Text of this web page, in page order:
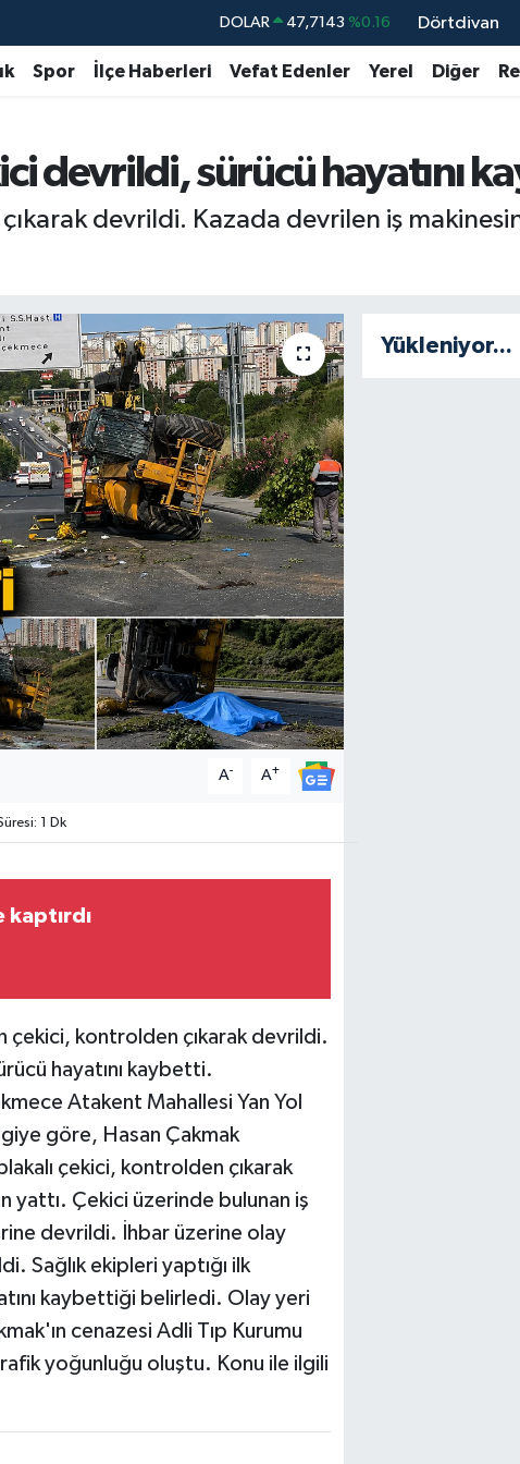
DOLAR 47,7143 %0.16
EURO 55,0317 %-0.02
BİST100 13.799 %70
BITCOIN 64.225,61 %-0.63
Dörtdivan
Spor İlçe Haberleri Vefat Edenler Yerel Diğer
devrildi, sürücü hayatını
devrildi. Kazada devrilen iş
A- A+
1 Dk
kaptırdı
çekici, kontrolden çıkarak devrildi.
hayatını kaybetti.
Atakent Mahallesi Yan Yol
göre, Hasan Çakmak
çekici, kontrolden çıkarak
yattı. Çekici üzerinde bulunan iş
devrildi. İhbar üzerine olay
Sağlık ekipleri yaptığı ilk
kaybettiği belirledi. Olay yeri
cenazesi Adli Tıp Kurumu
yoğunluğu oluştu. Konu ile ilgili
Yükleniyor...